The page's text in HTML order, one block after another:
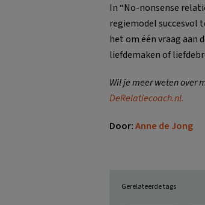
In “No-nonsense
regiemodel succesvol
het om één vraag aan
liefdemaken of
Wil je meer weten over
DeRelatiecoach.nl.
Door:Anne de Jong
Gerelateerde tags